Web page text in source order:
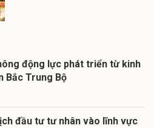
động lực phát triển từ kinh
Bắc Trung Bộ
đầu tư tư nhân vào lĩnh vực